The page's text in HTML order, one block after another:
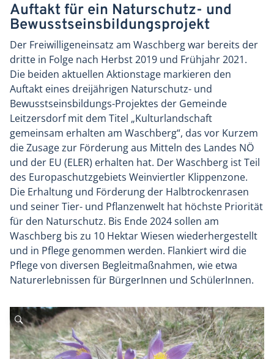
Auftakt für ein Naturschutz- und
Bewusstseinsbildungsprojekt
Der Freiwilligeneinsatz am Waschberg war bereits der
dritte in Folge nach Herbst 2019 und Frühjahr 2021.
Die beiden aktuellen Aktionstage markieren den
Auftakt eines dreijährigen Naturschutz- und
Bewusstseinsbildungs-Projektes der Gemeinde
Leitzersdorf mit dem Titel „Kulturlandschaft
gemeinsam erhalten am Waschberg“, das vor Kurzem
die Zusage zur Förderung aus Mitteln des Landes NÖ
und der EU (ELER) erhalten hat. Der Waschberg ist Teil
des Europaschutzgebiets Weinviertler Klippenzone.
Die Erhaltung und Förderung der Halbtrockenrasen
und seiner Tier- und Pflanzenwelt hat höchste Priorität
für den Naturschutz. Bis Ende 2024 sollen am
Waschberg bis zu 10 Hektar Wiesen wiederhergestellt
und in Pflege genommen werden. Flankiert wird die
Pflege von diversen Begleitmaßnahmen, wie etwa
Naturerlebnissen für BürgerInnen und SchülerInnen.